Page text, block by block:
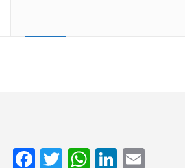
Facebook
Twitter
WhatsApp
LinkedIn